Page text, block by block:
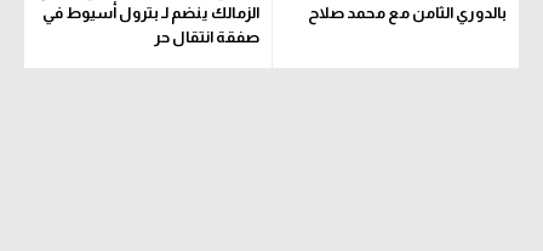
بالدوري الثامن مع محمد صلاح
الزمالك ينضم لـ بترول أسيوط في
صفقة انتقال حر